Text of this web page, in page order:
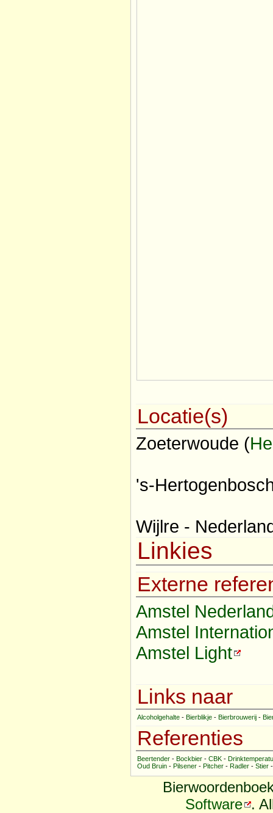
Locatie(s)
Zoeterwoude (
's-
Wijlre -
Linkies
Externe
Amstel
Amstel
Amstel Light
Links naar
Alcoholgehalte - Bierblikje - Bierbrouwerij -
Referenties
Beertender - Bockbier - CBK -
Oud Bruin - Pilsener - Pitcher - Radler - Stier
Software .